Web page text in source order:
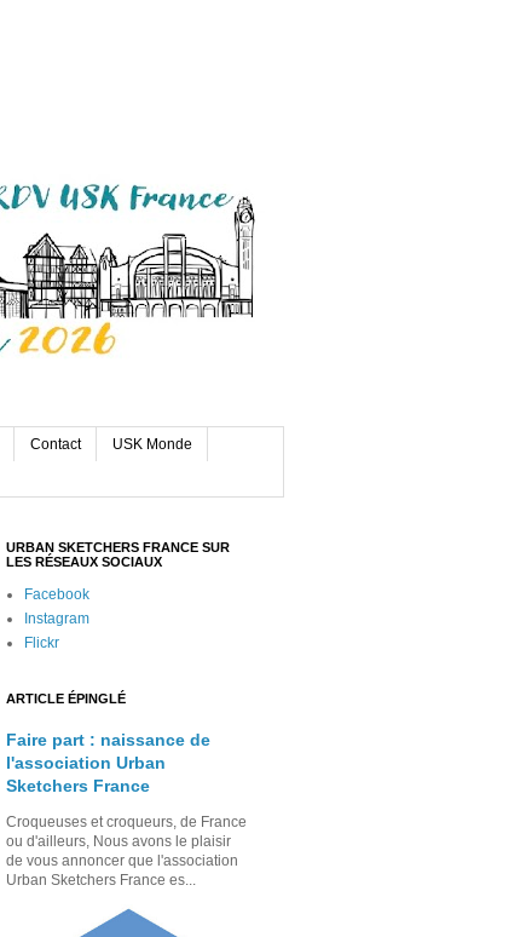
Contact USK Monde
URBAN SKETCHERS FRANCE SUR
LES RÉSEAUX SOCIAUX
Facebook
Instagram
Flickr
ARTICLE ÉPINGLÉ
Faire part : naissance de
l'association Urban
Sketchers France
Croqueuses et croqueurs, de France
ou d'ailleurs, Nous avons le plaisir
de vous annoncer que l'association
Urban Sketchers France es...